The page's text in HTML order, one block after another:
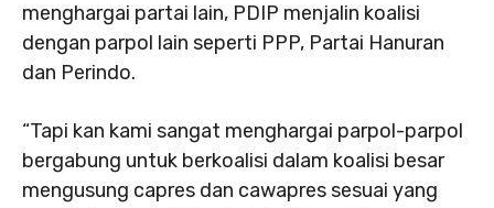
menghargai partai lain, PDIP menjalin koalisi
dengan parpol lain seperti PPP, Partai Hanuran
dan Perindo.
“Tapi kan kami sangat menghargai parpol-parpol
bergabung untuk berkoalisi dalam koalisi besar
mengusung capres dan cawapres sesuai yang